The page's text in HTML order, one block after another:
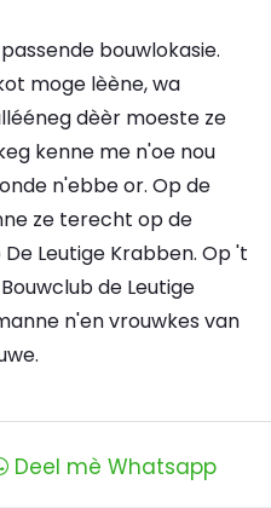
bouwlokasie.
moge lèène, wa
dèèr moeste ze
kenne me n'oe nou
n'ebbe or. Op de
ze terecht op de
Leutige Krabben. Op 't
de Leutige
n'en vrouwkes van
Deel mè Whatsapp